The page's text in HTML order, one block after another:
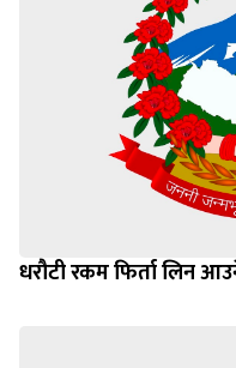
धरौटी रकम फिर्ता लिन